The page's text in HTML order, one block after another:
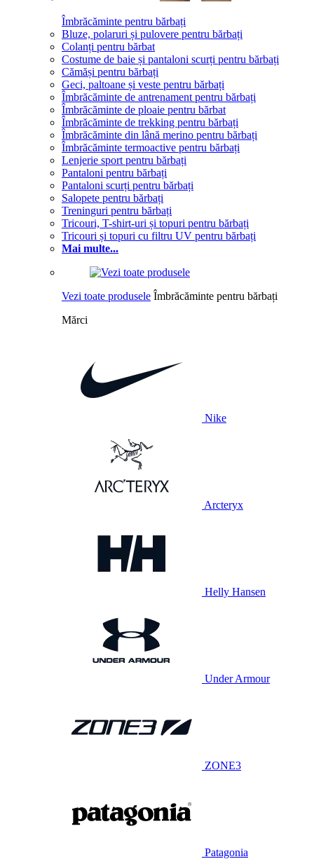
Îmbrăcăminte pentru bărbați
Bluze, polaruri și pulovere pentru bărbați
Colanți pentru bărbat
Costume de baie și pantaloni scurți pentru bărbați
Cămăși pentru bărbați
Geci, paltoane și veste pentru bărbați
Îmbrăcăminte de antrenament pentru bărbați
Îmbrăcăminte de ploaie pentru bărbat
Îmbrăcăminte de trekking pentru bărbați
Îmbrăcăminte din lână merino pentru bărbați
Îmbrăcăminte termoactive pentru bărbați
Lenjerie sport pentru bărbați
Pantaloni pentru bărbați
Pantaloni scurți pentru bărbați
Salopete pentru bărbați
Treninguri pentru bărbați
Tricouri, T-shirt-uri și topuri pentru bărbați
Tricouri și topuri cu filtru UV pentru bărbați
Mai multe...
Vezi toate produsele Îmbrăcăminte pentru bărbați
Mărci
Nike
Arcteryx
Helly Hansen
Under Armour
ZONE3
Patagonia